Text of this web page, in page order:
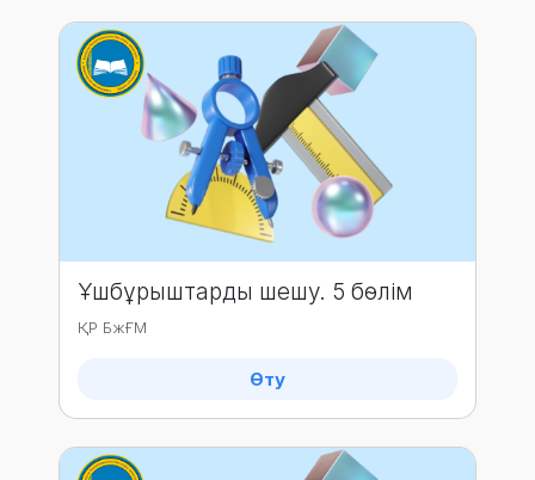
Ұшбұрыштарды шешу. 5 бөлім
ҚР БжҒМ
Өту